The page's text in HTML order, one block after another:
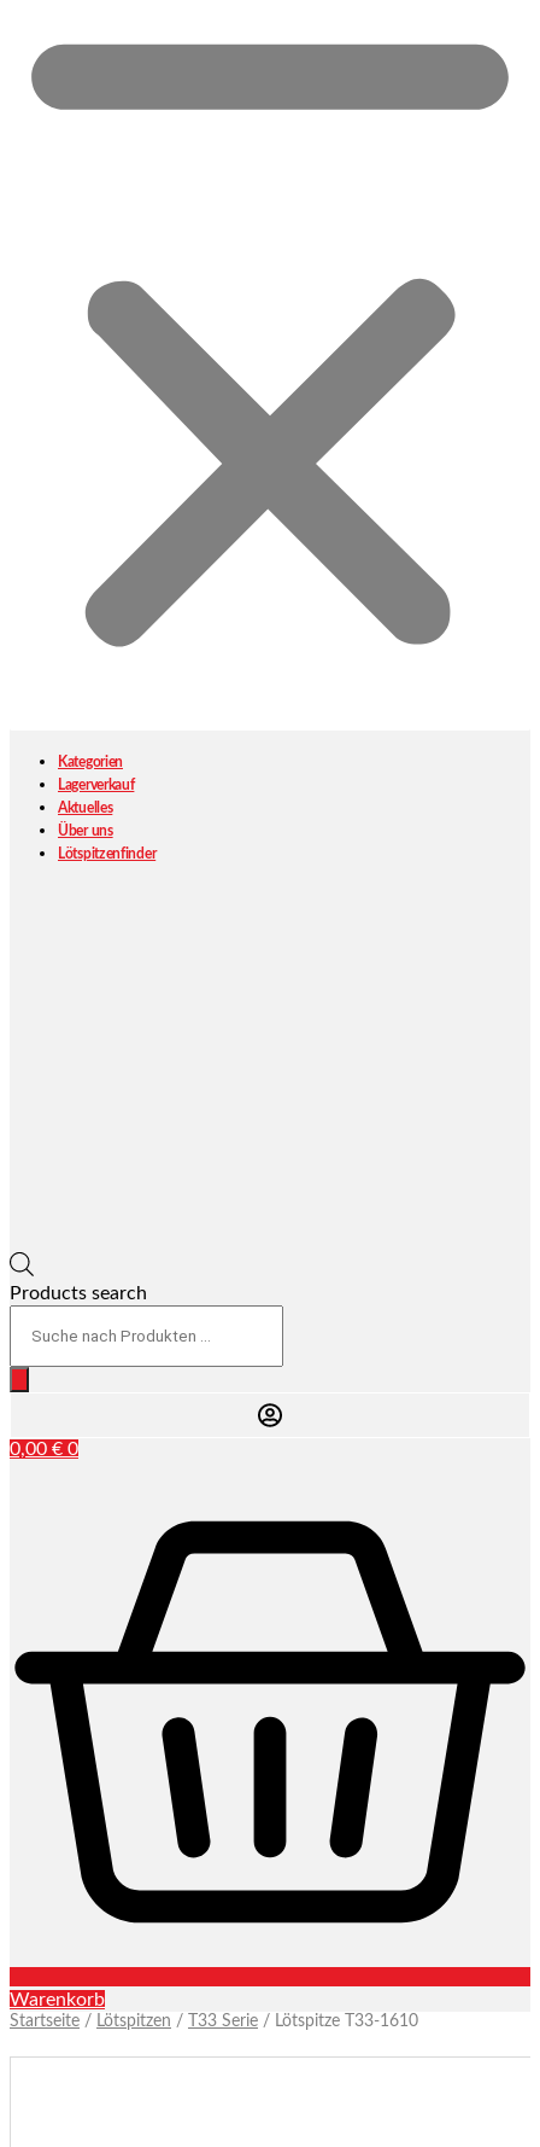
Kategorien
Lagerverkauf
Aktuelles
Über uns
Lötspitzenfinder
Products search
0,00 € 0
Warenkorb
Startseite / Lötspitzen / T33 Serie / Lötspitze T33-1610